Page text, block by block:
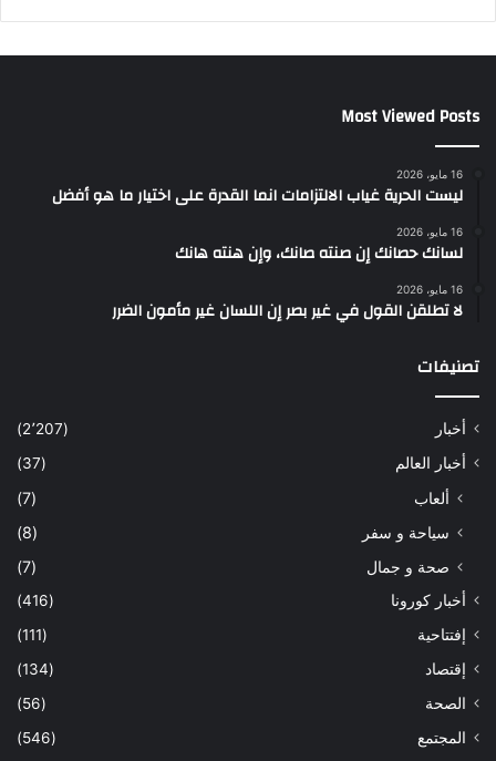
Most Viewed Posts
16 مايو، 2026
ليست الحرية غياب الالتزامات انما القدرة على اختيار ما هو أفضل
16 مايو، 2026
لسانك حصانك إن صنته صانك، وإن هنته هانك
16 مايو، 2026
لا تطلقن القول في غير بصر إن اللسان غير مأمون الضرر
تصنيفات
أخبار
(2٬207)
أخبار العالم
(37)
ألعاب
(7)
سياحة و سفر
(8)
صحة و جمال
(7)
أخبار كورونا
(416)
إفتتاحية
(111)
إقتصاد
(134)
الصحة
(56)
المجتمع
(546)